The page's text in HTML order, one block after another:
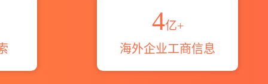
4亿+
海外企业工商信息